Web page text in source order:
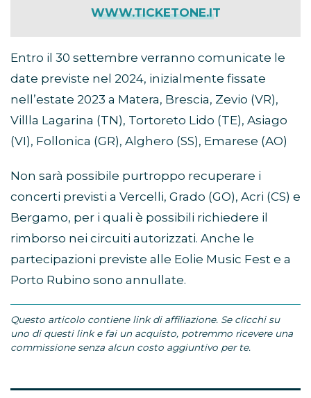
WWW.TICKETONE.IT
Entro il 30 settembre verranno comunicate le
date previste nel 2024, inizialmente fissate
nell’estate 2023 a Matera, Brescia, Zevio (VR),
Villla Lagarina (TN), Tortoreto Lido (TE), Asiago
(VI), Follonica (GR), Alghero (SS), Emarese (AO)
Non sarà possibile purtroppo recuperare i
concerti previsti a Vercelli, Grado (GO), Acri (CS) e
Bergamo, per i quali è possibili richiedere il
rimborso nei circuiti autorizzati. Anche le
partecipazioni previste alle Eolie Music Fest e a
Porto Rubino sono annullate.
Questo articolo contiene link di affiliazione. Se clicchi su
uno di questi link e fai un acquisto, potremmo ricevere una
commissione senza alcun costo aggiuntivo per te.